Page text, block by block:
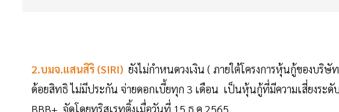
2.บมจ.แสนสิริ (SIRI) ยังไม่กำหนดวงเงิน ( ภายใต้โครงการหุ้นกู้ของบ
ด้อยสิทธิ ไม่มีประกัน จ่ายดอกเบี้ยทุก 3 เดือน เป็นหุ้นกู้ที่มีความเสี่ยงระ
BBB+ จัดโดยทริสเรทติ้งเมื่อวันที่ 15 ธ.ค.2565